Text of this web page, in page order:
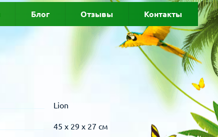
Блог Отзывы Контакты
Lion
45 х 29 х 27 см